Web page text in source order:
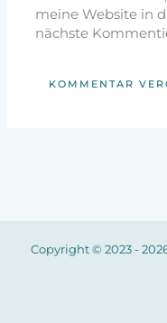
meine Website in
nächste
Copyright © 2023 -